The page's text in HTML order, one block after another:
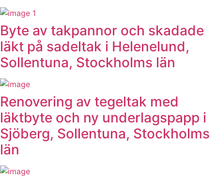
Byte av takpannor och skadade
läkt på sadeltak i Helenelund,
Sollentuna, Stockholms län
Renovering av tegeltak med
läktbyte och ny underlagspapp i
Sjöberg, Sollentuna, Stockholms
län